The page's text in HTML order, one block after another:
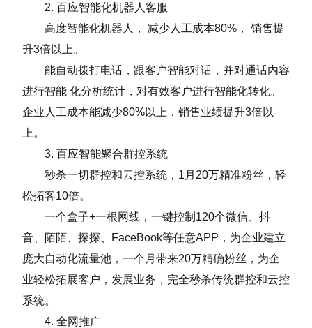
2. 百应智能化机器人客服
高度智能化机器人， 减少人工成本80%， 销售提
升3倍以上。
能自动拨打电话，跟客户智能对话，并对通话内容
进行智能 化分析统计，对有效客户进行智能化转化。
企业人工成本能减少80%以上，销售业绩提升3倍以
上。
3. 百应智能聚合群控系统
秒杀一切群控和云控系统，1月20万精准粉丝，轻
松拓客10倍。
一个盒子+一根网线，一键控制120个微信、抖
音、陌陌、探探、FaceBook等任意APP，为企业建立
庞大自动化流量池，一个月带来20万精确粉丝，为企
业轻松拓展客户，发展业务，完全秒杀传统群控和云控
系统。
4. 全网推广